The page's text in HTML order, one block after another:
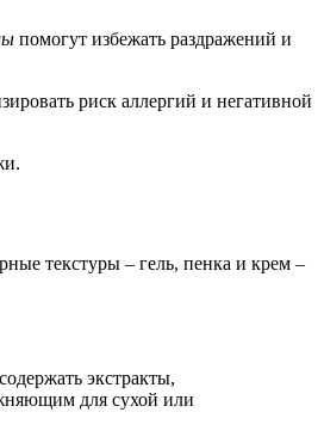
помогут избежать раздражений и
риск аллергий и негативной
текстуры – гель, пенка и крем –
экстракты,
для сухой или